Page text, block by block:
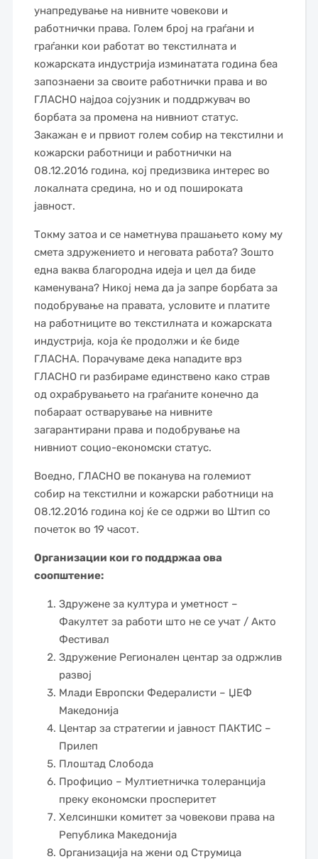
унапредување на нивните човекови и
работнички права. Голем број на граѓани и
граѓанки кои работат во текстилната и
кожарската индустрија изминатата година беа
запознаени за своите работнички права и во
ГЛАСНО најдоа сојузник и поддржувач во
борбата за промена на нивниот статус.
Закажан е и првиот голем собир на текстилни и
кожарски работници и работнички на
08.12.2016 година, кој предизвика интерес во
локалната средина, но и од пошироката
јавност.
Токму затоа и се наметнува прашањето кому му
смета здружението и неговата работа? Зошто
една ваква благородна идеја и цел да биде
каменувана? Никој нема да ја запре борбата за
подобрување на правата, условите и платите
на работниците во текстилната и кожарската
индустрија, која ќе продолжи и ќе биде
ГЛАСНА. Порачуваме дека нападите врз
ГЛАСНО ги разбираме единствено како страв
од охрабрувањето на граѓаните конечно да
побараат остварување на нивните
загарантирани права и подобрување на
нивниот социо-економски статус.
Воедно, ГЛАСНО ве поканува на големиот
собир на текстилни и кожарски работници на
08.12.2016 година кој ќе се одржи во Штип со
почеток во 19 часот.
Организации кои го поддржаа ова
соопштение:
Здружене за култура и уметност –
Факултет за работи што не се учат / Акто
Фестивал
Здружение Регионален центар за одржлив
развој
Млади Европски Федералисти – ЏЕФ
Македонија
Центар за стратегии и јавност ПАКТИС –
Прилеп
Плоштад Слобода
Профицио – Мултиетничка толеранција
преку економски просперитет
Хелсиншки комитет за човекови права на
Република Македонија
Организација на жени од Струмица